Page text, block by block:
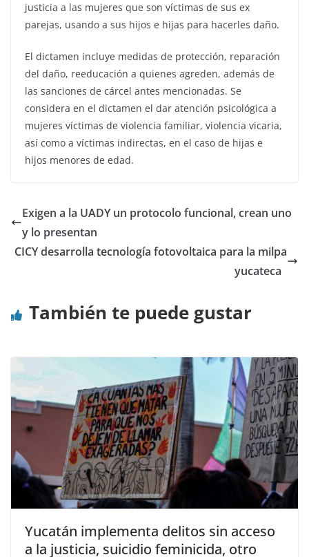
justicia a las mujeres que son víctimas de sus ex
parejas, usando a sus hijos e hijas para hacerles daño.
El dictamen incluye medidas de protección, reparación
del daño, reeducación a quienes agreden, además de
las sanciones de cárcel antes mencionadas. Se
considera en el dictamen el dar atención psicológica a
mujeres víctimas de violencia familiar, violencia vicaria,
así como a víctimas indirectas, en el caso de hijas e
hijos menores de edad.
Exigen a la UADY un protocolo funcional, crean uno
y lo presentan
CICY desarrolla tecnología fotovoltaica para la milpa
yucateca
También te puede gustar
Yucatán implementa delitos sin acceso
a la justicia, suicidio feminicida, otro